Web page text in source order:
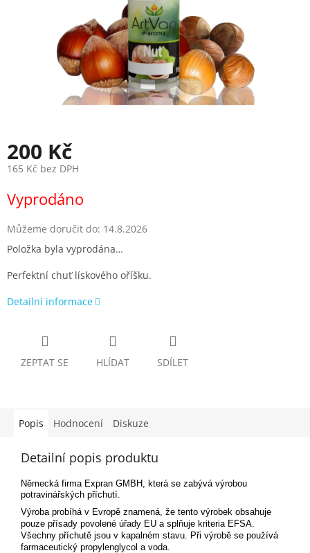
200 Kč
165 Kč bez DPH
cena:
Vyprodáno
Můžeme doručit do: 14.8.2026
Položka byla vyprodána…
Perfektní chuť lískového oříšku.
Detailní informace
ZEPTAT SE HLÍDAT SDÍLET
Popis Hodnocení Diskuze
Detailní popis produktu
Německá firma Expran GMBH, která se zabývá výrobou
potravinářských příchutí.
Výroba probíhá v Evropě znamená, že tento výrobek obsahuje
pouze přísady povolené úřady EU a splňuje kriteria EFSA.
Všechny příchutě jsou v kapalném stavu. Při výrobě se používá
farmaceutický propylenglycol a voda.